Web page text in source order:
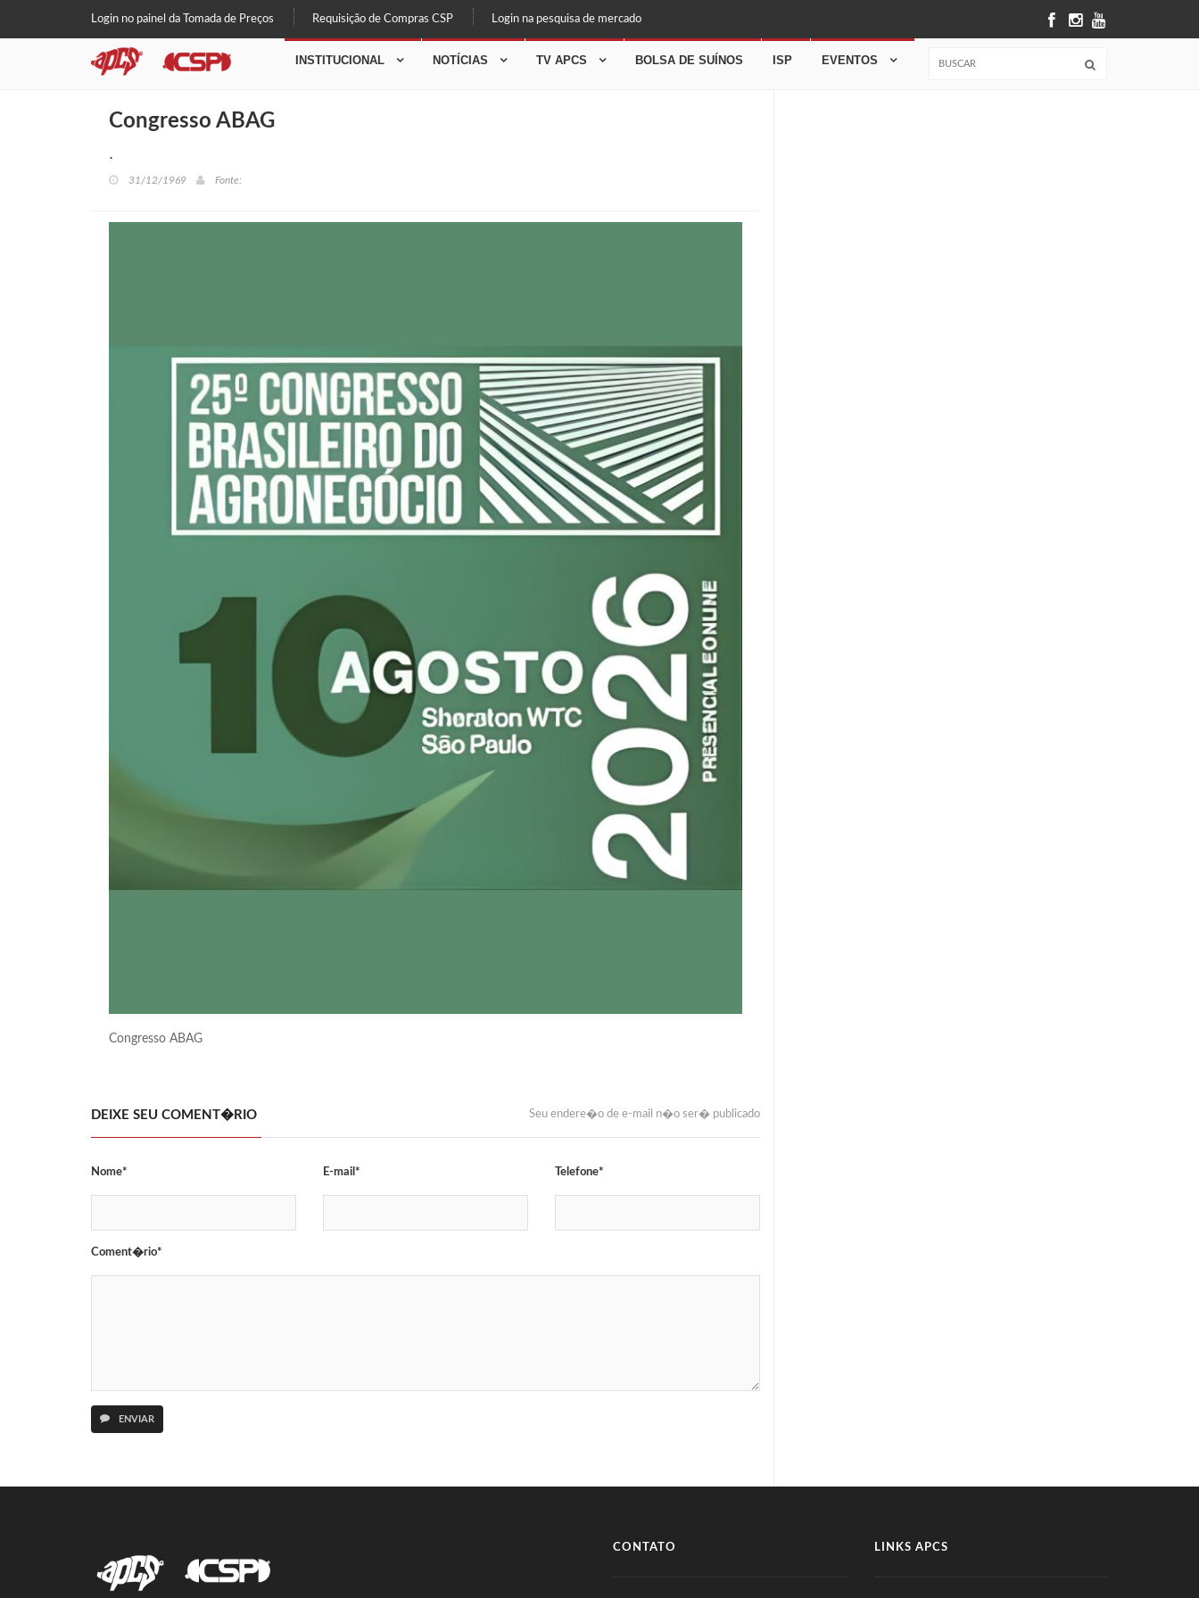
Login no painel da Tomada de Preços Requisição de Compras CSP Login na pesquisa de mercado
INSTITUCIONAL NOTÍCIAS TV APCS BOLSA DE SUÍNOS ISP EVENTOS
Congresso ABAG
.
31/12/1969 Fonte:
Congresso ABAG
DEIXE SEU COMENT�RIO Seu endere�o de e-mail n�o ser� publicado
Nome* E-mail* Telefone*
Coment�rio*
ENVIAR
CONTATO LINKS APCS